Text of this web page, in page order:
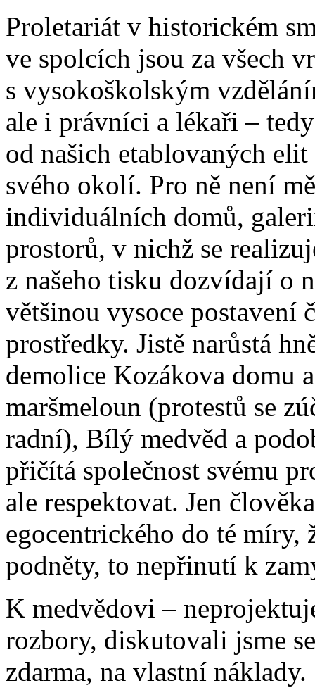
Proletariát v historickém
ve spolcích jsou za všech
s vysokoškolským
ale i právníci a lékaři –
od našich etablovaných
svého okolí. Pro ně není
individuálních domů,
prostorů, v nichž se
z našeho tisku dozvídají o
většinou vysoce
prostředky. Jistě narůstá
demolice Kozákova domu
maršmeloun (protestů se
radní), Bílý medvěd a
přičítá společnost svému
ale respektovat. Jen
egocentrického do té míry,
podněty, to nepřinutí k
K medvědovi –
rozbory, diskutovali jsme
zdarma, na vlastní náklady.